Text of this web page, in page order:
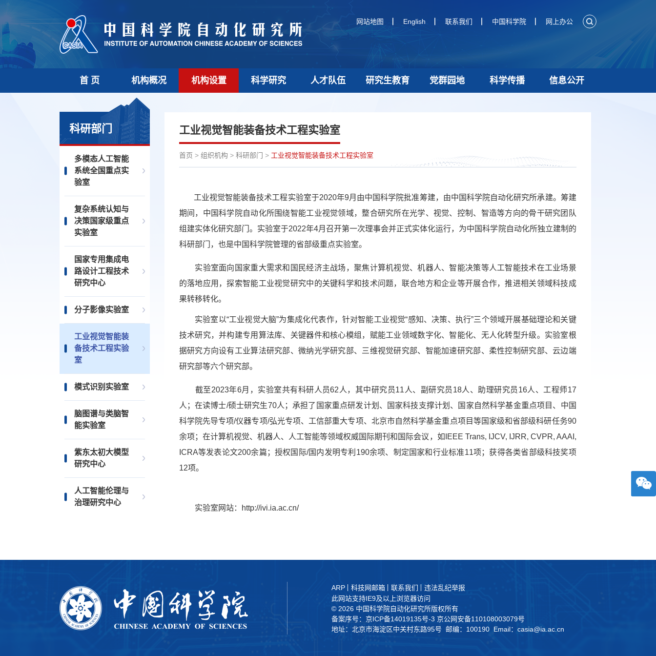
网站地图 English 联系我们 中国科学院 网上办公
首 页 机构概况 机构设置 科学研究 人才队伍 研究生教育 党群园地 科学传播 信息公开
科研部门
多模态人工智能
系统全国重点实
验室
复杂系统认知与
决策国家级重点
实验室
国家专用集成电
路设计工程技术
研究中心
分子影像实验室
工业视觉智能装
备技术工程实验
室
模式识别实验室
脑图谱与类脑智
能实验室
紫东太初大模型
研究中心
人工智能伦理与
治理研究中心
工业视觉智能装备技术工程实验室
首页 > 组织机构 > 科研部门 > 工业视觉智能装备技术工程实验室
工业视觉智能装备技术工程实验室于2020年9月由中国科学院批准筹建，由中国科学院自动化研究所承建。筹建
期间，中国科学院自动化所围绕智能工业视觉领域，整合研究所在光学、视觉、控制、智造等方向的骨干研究团队
组建实体化研究部门。实验室于2022年4月召开第一次理事会并正式实体化运行，为中国科学院自动化所独立建制的
科研部门，也是中国科学院管理的省部级重点实验室。
实验室面向国家重大需求和国民经济主战场，聚焦计算机视觉、机器人、智能决策等人工智能技术在工业场景
的落地应用，探索智能工业视觉研究中的关键科学和技术问题，联合地方和企业等开展合作，推进相关领域科技成
果转移转化。
实验室以“工业视觉大脑”为集成化代表作，针对智能工业视觉“感知、决策、执行”三个领域开展基础理论和关键
技术研究，并构建专用算法库、关键器件和核心模组，赋能工业领域数字化、智能化、无人化转型升级。实验室根
据研究方向设有工业算法研究部、微纳光学研究部、三维视觉研究部、智能加速研究部、柔性控制研究部、云边端
研究部等六个研究部。
截至2023年6月，实验室共有科研人员62人，其中研究员11人、副研究员18人、助理研究员16人、工程师17
人；在读博士/硕士研究生70人；承担了国家重点研发计划、国家科技支撑计划、国家自然科学基金重点项目、中国
科学院先导专项/仪器专项/弘光专项、工信部重大专项、北京市自然科学基金重点项目等国家级和省部级科研任务90
余项；在计算机视觉、机器人、人工智能等领域权威国际期刊和国际会议，如IEEE Trans, IJCV, IJRR, CVPR, AAAI,
ICRA等发表论文200余篇；授权国际/国内发明专利190余项、制定国家和行业标准11项；获得各类省部级科技奖项
12项。
实验室网站： http://ivi.ia.ac.cn/
ARP 科技网邮箱 联系我们
违法乱纪举报
此网站支持IE9及以上浏览器访问
© 2026 中国科学院自动化研究所版权所有
备案序号：京ICP备14019135号-3 京公网安备110108003079号
地址：北京市海淀区中关村东路95号 邮编：100190 Email：casia@ia.ac.cn